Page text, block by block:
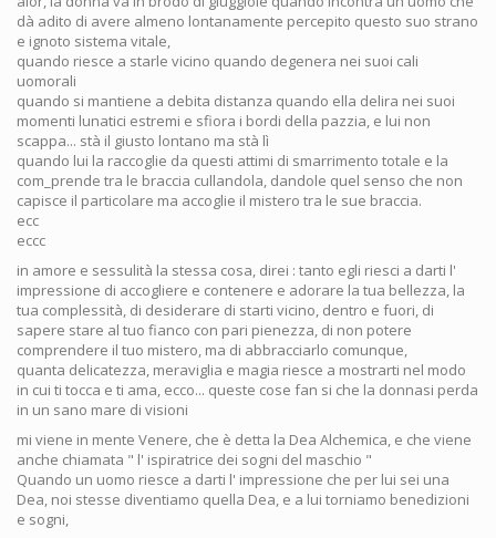
dà adito di avere almeno lontanamente percepito questo suo strano
e ignoto sistema vitale,
quando riesce a starle vicino quando degenera nei suoi cali
uomorali
quando si mantiene a debita distanza quando ella delira nei suoi
momenti lunatici estremi e sfiora i bordi della pazzia, e lui non
scappa... stà il giusto lontano ma stà lì
quando lui la raccoglie da questi attimi di smarrimento totale e la
com_prende tra le braccia cullandola, dandole quel senso che non
capisce il particolare ma accoglie il mistero tra le sue braccia.
ecc
eccc
in amore e sessulità la stessa cosa, direi : tanto egli riesci a darti l'
impressione di accogliere e contenere e adorare la tua bellezza, la
tua complessità, di desiderare di starti vicino, dentro e fuori, di
sapere stare al tuo fianco con pari pienezza, di non potere
comprendere il tuo mistero, ma di abbracciarlo comunque,
quanta delicatezza, meraviglia e magia riesce a mostrarti nel modo
in cui ti tocca e ti ama, ecco... queste cose fan si che la donnasi perda
in un sano mare di visioni
mi viene in mente Venere, che è detta la Dea Alchemica, e che viene
anche chiamata " l' ispiratrice dei sogni del maschio "
Quando un uomo riesce a darti l' impressione che per lui sei una
Dea, noi stesse diventiamo quella Dea, e a lui torniamo benedizioni
e sogni,